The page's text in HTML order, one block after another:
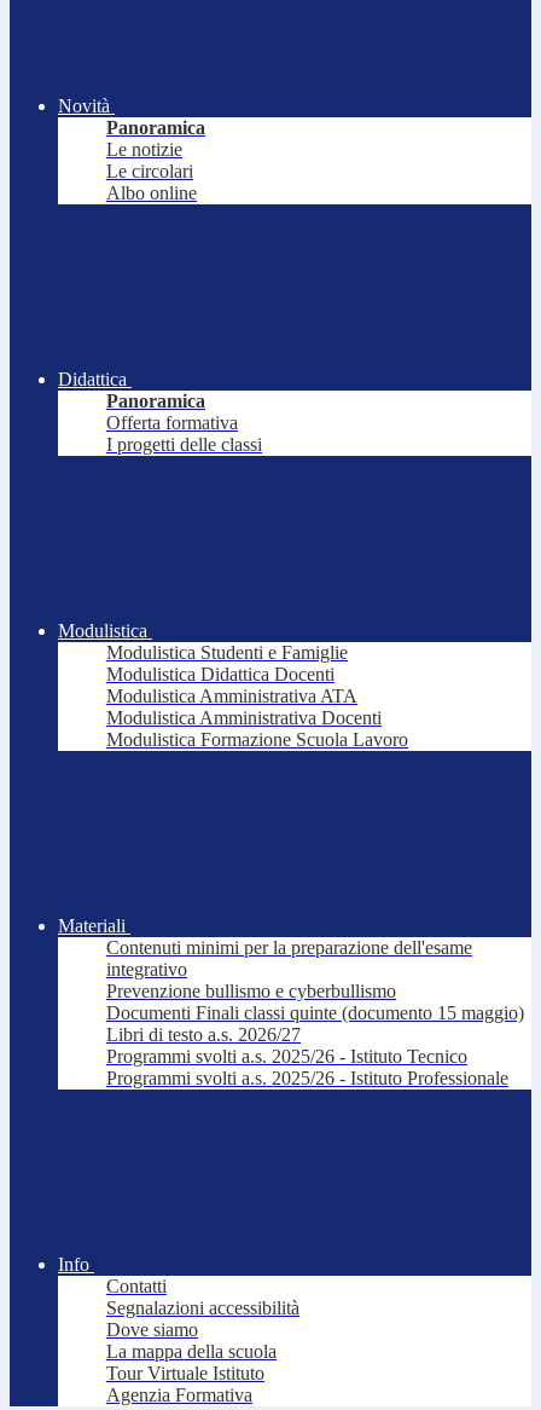
Novità
Panoramica
Le notizie
Le circolari
Albo online
Didattica
Panoramica
Offerta formativa
I progetti delle classi
Modulistica
Modulistica Studenti e Famiglie
Modulistica Didattica Docenti
Modulistica Amministrativa ATA
Modulistica Amministrativa Docenti
Modulistica Formazione Scuola Lavoro
Materiali
Contenuti minimi per la preparazione dell'esame
integrativo
Prevenzione bullismo e cyberbullismo
Documenti Finali classi quinte (documento 15 maggio)
Libri di testo a.s. 2026/27
Programmi svolti a.s. 2025/26 - Istituto Tecnico
Programmi svolti a.s. 2025/26 - Istituto Professionale
Info
Contatti
Segnalazioni accessibilità
Dove siamo
La mappa della scuola
Tour Virtuale Istituto
Agenzia Formativa